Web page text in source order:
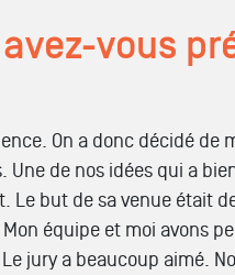
vous
On a donc décidé de
de nos idées qui a
Le but de sa venue était
équipe et moi avons
jury a beaucoup aimé.